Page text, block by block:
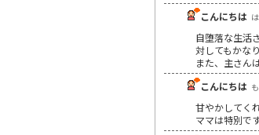
こんにちは
自堕落な生活
対してもかな
また、主さん
こんにちは
甘やかしてく
ママは特別で